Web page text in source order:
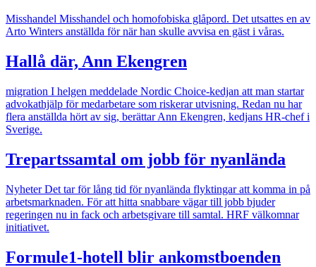
Misshandel Misshandel och homofobiska glåpord. Det utsattes en av
Arto Winters anställda för när han skulle avvisa en gäst i våras.
Hallå där, Ann Ekengren
migration I helgen meddelade Nordic Choice-kedjan att man startar
advokathjälp för medarbetare som riskerar utvisning. Redan nu har
flera anställda hört av sig, berättar Ann Ekengren, kedjans HR-chef i
Sverige.
Trepartssamtal om jobb för nyanlända
NyheterDet tar för lång tid för nyanlända flyktingar att komma in på
arbetsmarknaden. För att hitta snabbare vägar till jobb bjuder
regeringen nu in fack och arbetsgivare till samtal. HRF välkomnar
initiativet.
Formule1-hotell blir ankomstboenden